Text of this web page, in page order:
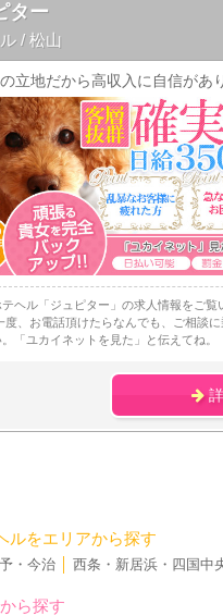
ター
/ 松山
立地だから高収入に自信があ
ヘル「ジュピター」の求人情報をご
度、お電話頂けたらなんでも、ご相談
「ユカイネットを見た」と伝えてね。
ルをエリアから探す
・今治 西条・新居浜・四国中
ら探す